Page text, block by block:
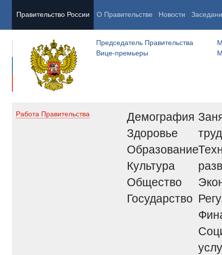
Правительство России О Правительстве Новости
Председатель Правительства
Вице-премьеры
Работа Правительства
Демография
Здоровье
Образование
Культура
Общество
Государство
труд